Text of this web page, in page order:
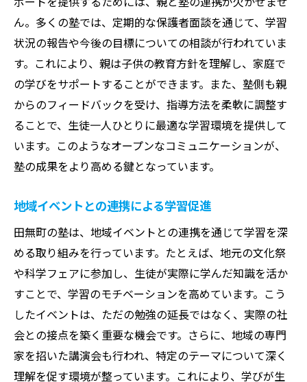
ん。多くの塾では、定期的な保護者面談を通じて、学習
状況の報告や今後の目標についての相談が行われていま
す。これにより、親は子供の教育方針を理解し、家庭で
の学びをサポートすることができます。また、塾側も親
からのフィードバックを受け、指導方法を柔軟に調整す
ることで、生徒一人ひとりに最適な学習環境を提供して
います。このようなオープンなコミュニケーションが、
塾の成果をより高める鍵となっています。
地域イベントとの連携による学習促進
田無町の塾は、地域イベントとの連携を通じて学習を深
める取り組みを行っています。たとえば、地元の文化祭
や科学フェアに参加し、生徒が実際に学んだ知識を活か
すことで、学習のモチベーションを高めています。こう
したイベントは、ただの勉強の延長ではなく、実際の社
会との接点を築く重要な機会です。さらに、地域の専門
家を招いた講演会も行われ、特定のテーマについて深く
理解を促す環境が整っています。これにより、学びが生